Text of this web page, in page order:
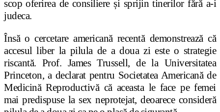
scop oferirea de consiliere și sprijin tinerilor fără a-i
judeca.
Însă o cercetare americană recentă demonstrează că
accesul liber la pilula de a doua zi este o strategie
riscantă. Prof. James Trussell, de la Universitatea
Princeton, a declarat pentru Societatea Americană de
Medicină Reproductivă că aceasta le face pe femei
mai predispuse la sex neprotejat, deoarece consideră